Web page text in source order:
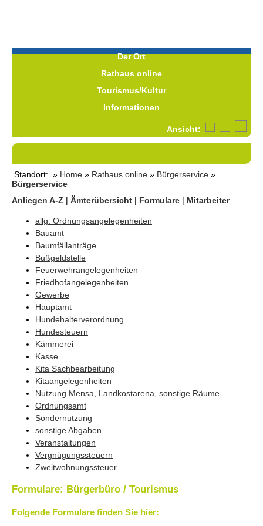
Der Ort
Rathaus online
Tourismus/Kultur
Informationen
Ansicht:
Standort: » Home » Rathaus online » Bürgerservice »
Bürgerservice
Anliegen A-Z | Ämterübersicht | Formulare | Mitarbeiter
allg. Ordnungsangelegenheiten
Bauamt
Baumfällanträge
Bußgeldstelle
Feuerwehrangelegenheiten
Friedhofangelegenheiten
Gewerbe
Hauptamt
Hundehalterverordnung
Hundesteuern
Kämmerei
Kasse
Kita Sachbearbeitung
Kitaangelegenheiten
Nutzung Mensa, Landkostarena, sonstige Räume
Ordnungsamt
Sondernutzung
sonstige Abgaben
Veranstaltungen
Vergnügungssteuern
Zweitwohnungssteuer
Formulare: Bürgerbüro / Tourismus
Folgende Formulare finden Sie hier: